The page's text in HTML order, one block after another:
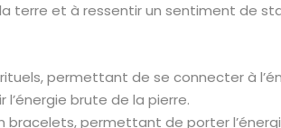
terre et à ressentir un sentiment de
permettant de se connecter à
brute de la pierre.
bracelets, permettant de porter